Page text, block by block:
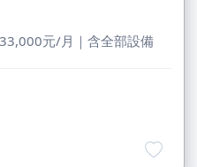
元/月｜含全部設備